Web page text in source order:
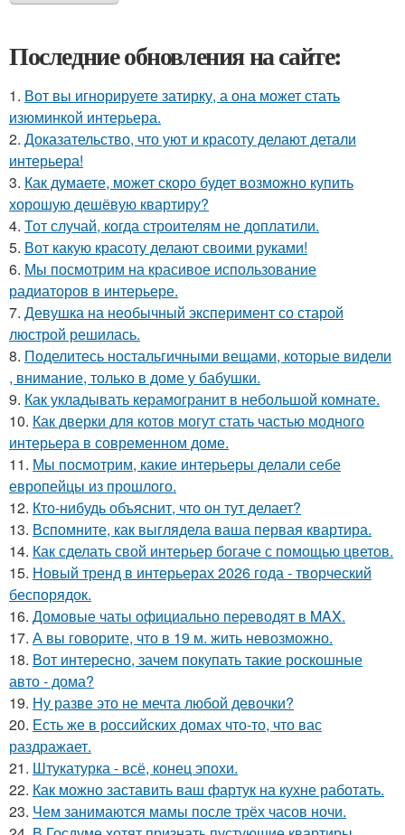
Последние обновления на сайте:
1. Вот вы игнорируете затирку, а она может стать
изюминкой интерьера.
2. Доказательство, что уют и красоту делают детали
интерьера!
3. Как думаете, может скоро будет возможно купить
хорошую дешёвую квартиру?
4. Тот случай, когда строителям не доплатили.
5. Вот какую красоту делают своими руками!
6. Мы посмотрим на красивое использование
радиаторов в интерьере.
7. Девушка на необычный эксперимент со старой
люстрой решилась.
8. Поделитесь ностальгичными вещами, которые видели
, внимание, только в доме у бабушки.
9. Как укладывать керамогранит в небольшой комнате.
10. Как дверки для котов могут стать частью модного
интерьера в современном доме.
11. Мы посмотрим, какие интерьеры делали себе
европейцы из прошлого.
12. Кто-нибудь объяснит, что он тут делает?
13. Вспомните, как выглядела ваша первая квартира.
14. Как сделать свой интерьер богаче с помощью цветов.
15. Новый тренд в интерьерах 2026 года - творческий
беспорядок.
16. Домовые чаты официально переводят в MAX.
17. А вы говорите, что в 19 м. жить невозможно.
18. Вот интересно, зачем покупать такие роскошные
авто - дома?
19. Ну разве это не мечта любой девочки?
20. Есть же в российских домах что-то, что вас
раздражает.
21. Штукатурка - всё, конец эпохи.
22. Как можно заставить ваш фартук на кухне работать.
23. Чем занимаются мамы после трёх часов ночи.